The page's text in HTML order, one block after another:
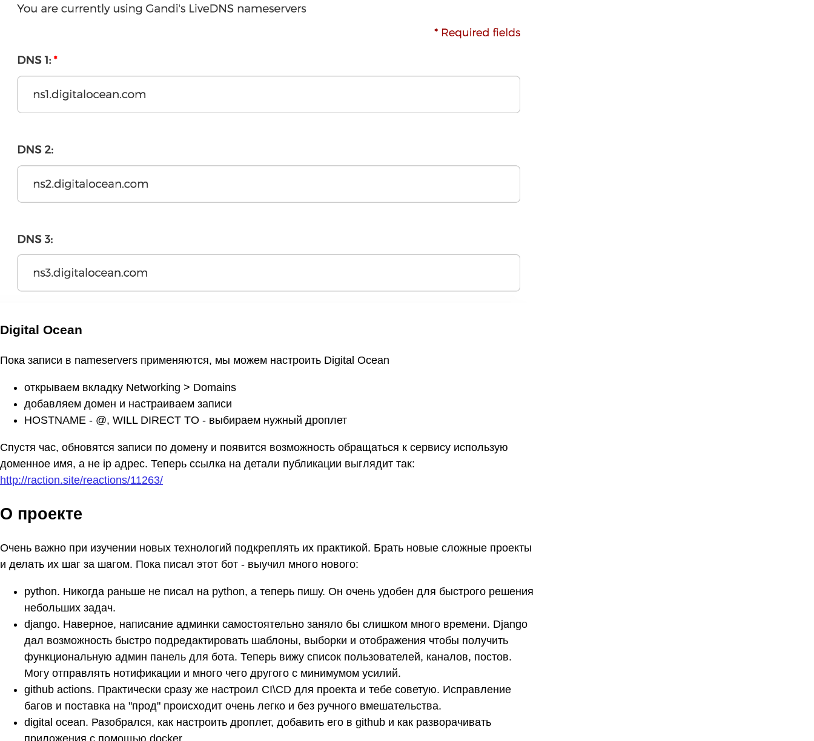
Digital Ocean
Пока записи в nameservers применяются, мы можем настроить Digital Ocean
открываем вкладку Networking > Domains
добавляем домен и настраиваем записи
HOSTNAME - @, WILL DIRECT TO - выбираем нужный дроплет
Спустя час, обновятся записи по домену и появится возможность обращаться к сервису использую
доменное имя, а не ip адрес. Теперь ссылка на детали публикации выглядит так:
http://raction.site/reactions/11263/
О проекте
Очень важно при изучении новых технологий подкреплять их практикой. Брать новые сложные проекты
и делать их шаг за шагом. Пока писал этот бот - выучил много нового:
python. Никогда раньше не писал на python, а теперь пишу. Он очень удобен для быстрого решения
небольших задач.
django. Наверное, написание админки самостоятельно заняло бы слишком много времени. Django
дал возможность быстро подредактировать шаблоны, выборки и отображения чтобы получить
функциональную админ панель для бота. Теперь вижу список пользователей, каналов, постов.
Могу отправлять нотификации и много чего другого с минимумом усилий.
github actions. Практически сразу же настроил CI\CD для проекта и тебе советую. Исправление
багов и поставка на "прод" происходит очень легко и без ручного вмешательства.
digital ocean. Разобрался, как настроить дроплет, добавить его в github и как разворачивать